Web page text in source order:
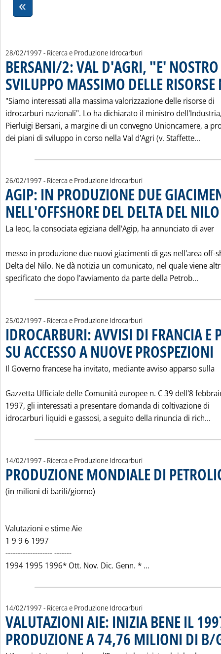
28/02/1997 - Ricerca e Produzione Idrocarburi
BERSANI/2: VAL D'AGRI, "E' NOSTRO
SVILUPPO MASSIMO DELLE
"Siamo interessati alla massima valorizzazione delle risorse di
idrocarburi nazionali". Lo ha dichiarato il ministro
Pierluigi Bersani, a margine di un convegno Unioncamere, a
dei piani di sviluppo in corso nella Val d'Agri (v. Staffette...
26/02/1997 - Ricerca e Produzione Idrocarburi
AGIP: IN PRODUZIONE DUE
NELL'OFFSHORE DEL DELTA DEL NILO
La Ieoc, la consociata egiziana dell'Agip, ha annunciato di aver
messo in produzione due nuovi giacimenti di gas nell'area off-
Delta del Nilo. Ne dà notizia un comunicato, nel quale viene
specificato che dopo l'avviamento da parte della Petrob...
25/02/1997 - Ricerca e Produzione Idrocarburi
IDROCARBURI: AVVISI DI FRANCIA E
SU ACCESSO A NUOVE PROSPEZIONI
Il Governo francese ha invitato, mediante avviso apparso sulla
Gazzetta Ufficiale delle Comunità europee n. C 39 dell'8
1997, gli interessati a presentare domanda di coltivazione di
idrocarburi liquidi e gassosi, a seguito della rinuncia di rich...
14/02/1997 - Ricerca e Produzione Idrocarburi
PRODUZIONE MONDIALE DI
(in milioni di barili/giorno)
Valutazioni e stime Aie
1 9 9 6 1997
------------------- -------
1994 1995 1996* Ott. Nov. Dic. Genn. * ...
14/02/1997 - Ricerca e Produzione Idrocarburi
VALUTAZIONI AIE: INIZIA BENE IL
PRODUZIONE A 74,76 MILIONI DI B/